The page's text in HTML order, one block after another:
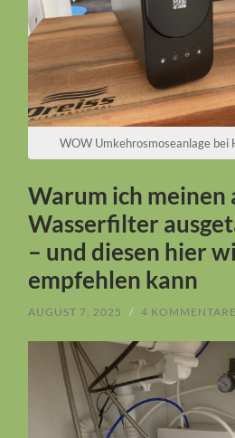
WOW Umkehrosmoseanlage bei
Warum ich meinen
Wasserfilter
– und diesen hier
empfehlen kann
AUGUST 7, 2025 / 4 KOMMENTARE